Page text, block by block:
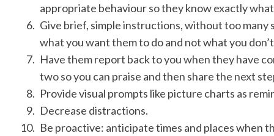
appropriate behaviour so they know exactly
Give brief, simple instructions, without too many
what you want them to do and not what you
Have them report back to you when they have
two so you can praise and then share the next
Provide visual prompts like picture charts as
Decrease distractions.
Be proactive: anticipate times and places when